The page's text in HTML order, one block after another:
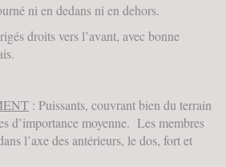
ni en dedans ni en dehors.
droits vers l’avant, avec bonne
: Puissants, couvrant bien du terrain
d’importance moyenne. Les membres
l’axe des antérieurs, le dos, fort et